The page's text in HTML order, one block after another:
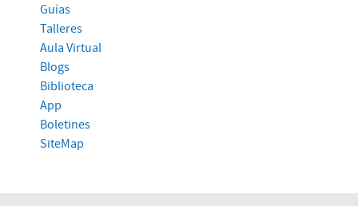
Guías
Talleres
Aula Virtual
Blogs
Biblioteca
App
Boletines
SiteMap